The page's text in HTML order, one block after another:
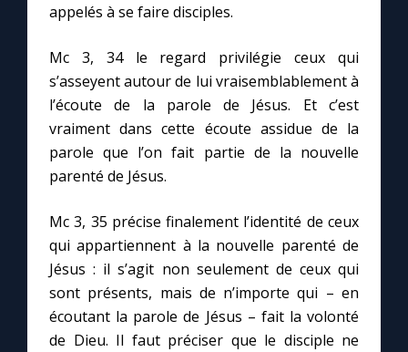
appelés à se faire disciples.
Mc 3, 34 le regard privilégie ceux qui
s’asseyent autour de lui vraisemblablement à
l’écoute de la parole de Jésus. Et c’est
vraiment dans cette écoute assidue de la
parole que l’on fait partie de la nouvelle
parenté de Jésus.
Mc 3, 35 précise finalement l’identité de ceux
qui appartiennent à la nouvelle parenté de
Jésus : il s’agit non seulement de ceux qui
sont présents, mais de n’importe qui – en
écoutant la parole de Jésus – fait la volonté
de Dieu. Il faut préciser que le disciple ne